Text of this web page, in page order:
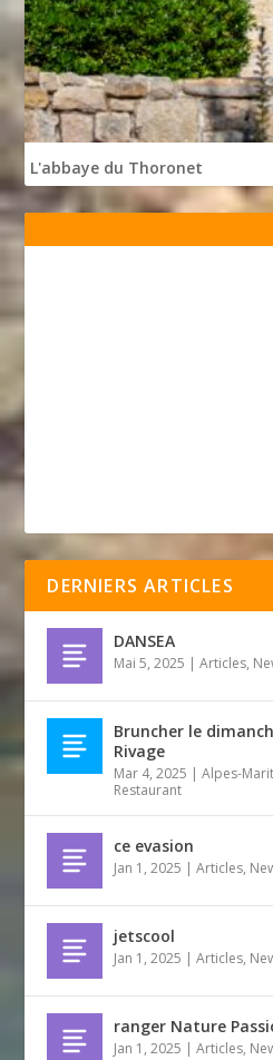
L'abbaye du Thoronet
DERNIERS ARTICLES
DANSEA
Mai 5, 2025 |Articles,
Bruncher le
Rivage
Mar 4, 2025 |Alpes-
Restaurant
ce evasion
Jan 1, 2025 |Articles,
jetscool
Jan 1, 2025 |Articles,
ranger Nature
Jan 1, 2025 |Articles,